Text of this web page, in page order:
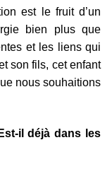
est le fruit d’un
bien plus que
et les liens qui
son fils, cet enfant
nous souhaitions
il déjà dans les